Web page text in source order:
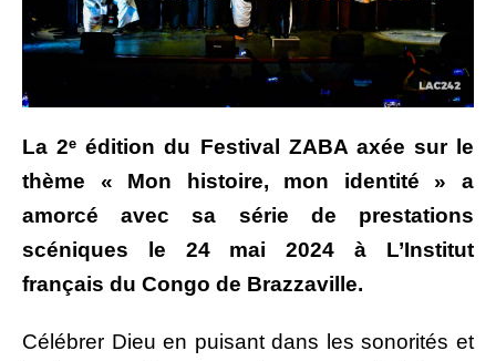
La 2ᵉ édition du Festival ZABA axée sur le
thème « Mon histoire, mon identité » a
amorcé avec sa série de prestations
scéniques le 24 mai 2024 à L’Institut
français du Congo de Brazzaville.
Célébrer Dieu en puisant dans les sonorités et